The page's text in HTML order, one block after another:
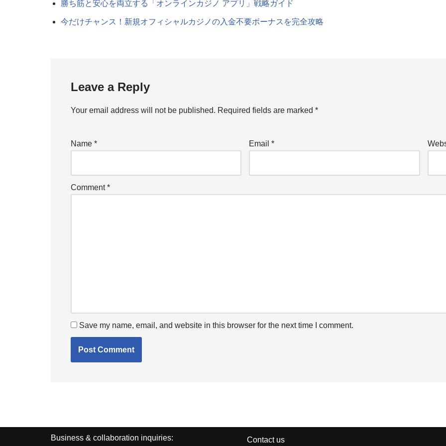
勝ち筋と安心を両立する「オンラインカジノ アプリ」戦略ガイド
今だけチャンス！新規オフィシャルカジノの入金不要ボーナスを完全攻略
Leave a Reply
Your email address will not be published. Required fields are marked *
Name * Email*
Comment*
Save my name, email, and website in this browser for the next time I comment.
Business & collaboration inquiries: Contact us